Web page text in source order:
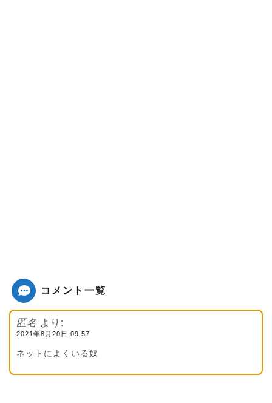
コメント一覧
匿名 より:
2021年8月20日 09:57
ネットによくいる奴